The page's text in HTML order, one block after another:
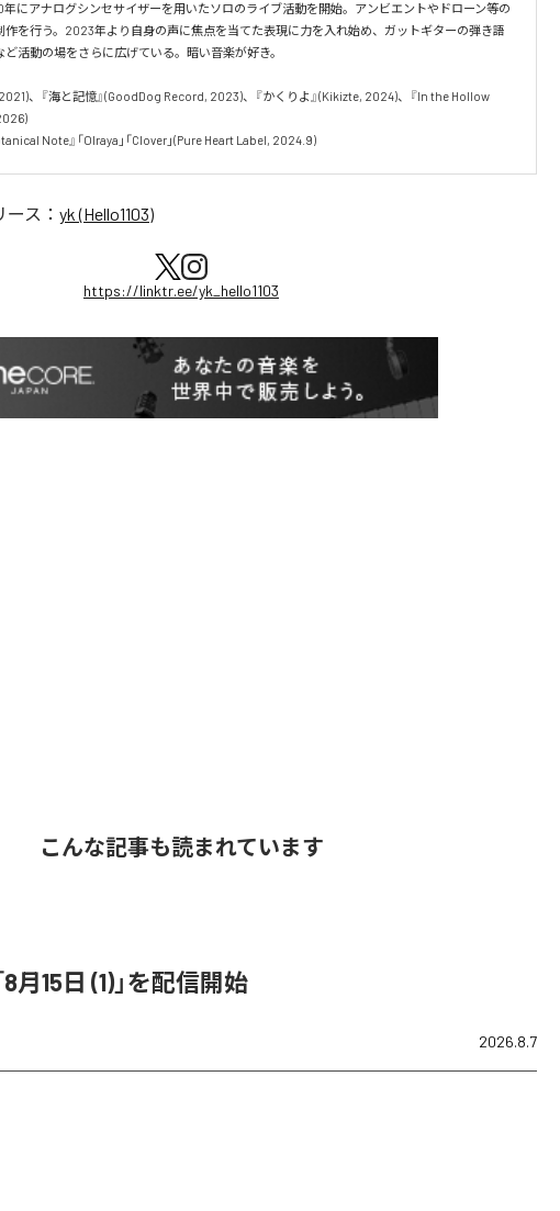
にアナログシンセサイザーを用いたソロのライブ活動を開始。アンビエントやドローン等の
作を行う。2023年より自身の声に焦点を当てた表現に力を入れ始め、ガットギターの弾き語
活動の場をさらに広げている。暗い音楽が好き。
、『海と記憶』(GoodDog Record, 2023)、『かくりよ』(Kikizte, 2024)、『In the Hollow
Note』「Olraya」「Clover」(Pure Heart Label, 2024.9)
ス： yk (Hello1103)
https://linktr.ee/yk_hello1103
こんな記事も読まれています
8月15日 (1)」を配信開始
2026.8.7